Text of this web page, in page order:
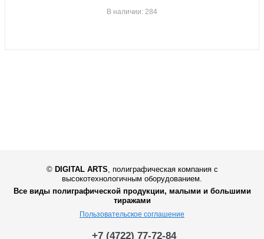
В наличии: 284
© DIGITAL ARTS
полиграфическая компания с
высокотехнологичным оборудованием.
Все виды полиграфической продукции, малыми и большими
тиражами
Пользовательское соглашение
+7 (4722) 77-72-84